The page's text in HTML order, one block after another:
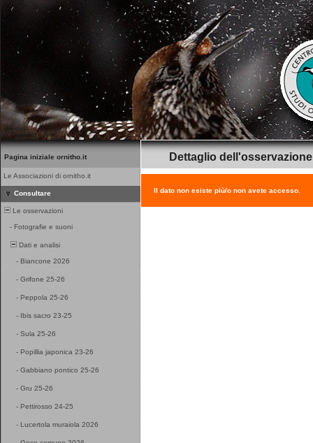
Pagina iniziale ornitho.it
Le Associazioni di ornitho.it
Consultare
Le osservazioni
- Fotografie e suoni
Dati e analisi
- Biancone 2026
- Grifone 25-26
- Peppola 25-26
- Ibis sacro 23-25
- Sula 25-26
- Popillia japonica 23-26
- Gabbiano pontico 25-26
- Gru 25-26
- Pettirosso 24-25
- Lucertola muraiola 2026
Dettaglio dell'osservazione
Il dato non esiste più/o non avete accesso.